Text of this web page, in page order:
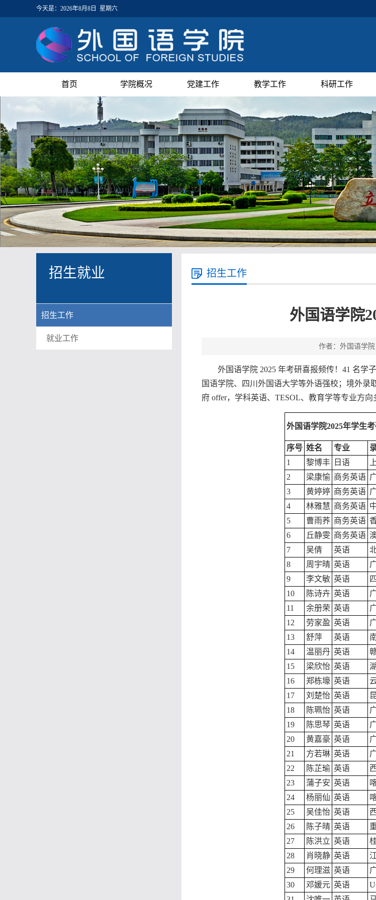
今天是： 2026年8月8日 星期六
首页 学院概况 党建工作 教学工作 科研工作
招生就业
招生工作
就业工作
招生工作
外国语学院
作者：外国语学
外国语学院 2025 年考研喜报频传！41 名学
国语学院、四川外国语大学等外语强校；境外
府 offer，学科英语、TESOL、教育学等专业方
外国语学院2025年学生
序号 姓名 专业
1
黎博丰 日语
2
梁康愉 商务英语
3
黄婷婷 商务英语
4
林雅慧 商务英语
5
曹雨荞 商务英语
6
丘静雯 商务英语
7
吴倩 英语
8
周宇晴 英语
9
李文敏 英语
10
陈诗卉 英语
11
余册荣 英语
12
劳家盈 英语
13
舒萍 英语
14
温丽丹 英语
15
梁欣怡 英语
16
郑栋壕 英语
17
刘楚怡 英语
18
陈珮怡 英语
19
陈思琴 英语
20
黄嘉豪 英语
21
方若琳 英语
22
陈芷瑜 英语
23
蒲子安 英语
24
杨丽仙 英语
25
吴佳怡 英语
26
陈子晴 英语
27
陈洪立 英语
28
肖晓静 英语
29
何理滋 英语
30
邓媛元 英语